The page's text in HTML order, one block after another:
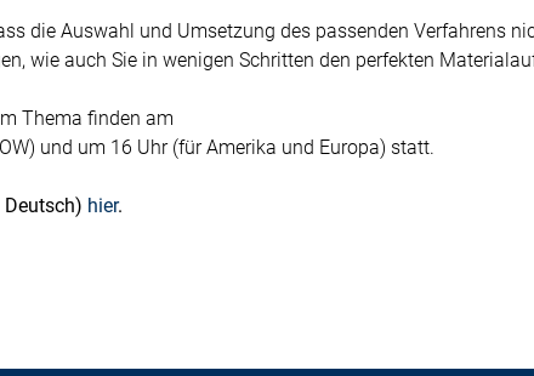
die Auswahl und Umsetzung des passenden Verfahrens
wie auch Sie in wenigen Schritten den perfekten
Thema finden am
und um 16 Uhr (für Amerika und Europa) statt.
Deutsch) hier.